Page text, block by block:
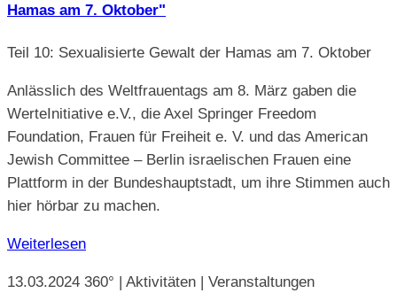
Hamas am 7. Oktober"
Teil 10: Sexualisierte Gewalt der Hamas am 7. Oktober
Anlässlich des Weltfrauentags am 8. März gaben die
WerteInitiative e.V., die Axel Springer Freedom
Foundation, Frauen für Freiheit e. V. und das American
Jewish Committee – Berlin israelischen Frauen eine
Plattform in der Bundeshauptstadt, um ihre Stimmen auch
hier hörbar zu machen.
Weiterlesen
13.03.2024 360° | Aktivitäten | Veranstaltungen